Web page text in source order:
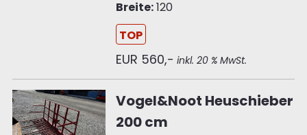
Breite:120
TOP
EUR 560,- inkl. 20 % MwSt.
Vogel&Noot Heuschieber
200 cm